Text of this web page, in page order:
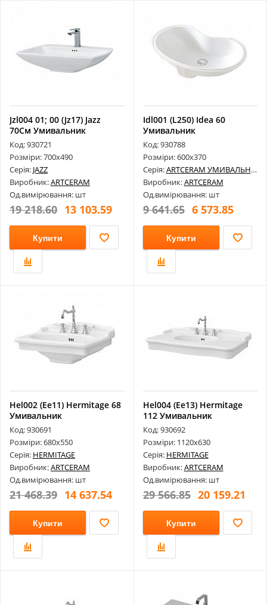
Jzl004 01; 00 (Jz17) Jazz
70См Умивальник
Код: 930721
Розміри: 700х490
Серія: JAZZ
Виробник:ARTCERAM
Од.вимірювання: шт
19 218.60 13 103.59
Купити
Idl001 (L250) Idea 60
Умивальник
Код: 930788
Розміри: 600х370
Серія:ARTCERAM УМИВАЛЬНИКИ
Виробник:ARTCERAM
Од.вимірювання: шт
9 641.65 6 573.85
Купити
Hel002 (Ee11) Hermitage 68
Умивальник
Код: 930691
Розміри: 680х550
Серія: HERMITAGE
Виробник:ARTCERAM
Од.вимірювання: шт
21 468.39 14 637.54
Купити
Hel004 (Ee13) Hermitage
112 Умивальник
Код: 930692
Розміри: 1120х630
Серія: HERMITAGE
Виробник:ARTCERAM
Од.вимірювання: шт
29 566.85 20 159.21
Купити